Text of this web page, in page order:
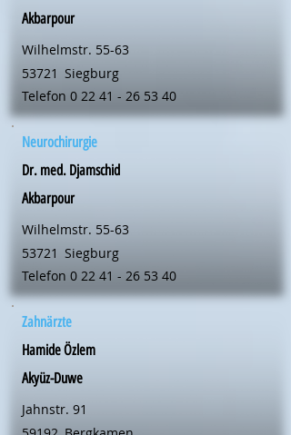
Akbarpour
Wilhelmstr. 55-63
53721 Siegburg
Telefon 0 22 41 - 26 53 40
Neurochirurgie
Dr. med. Djamschid
Akbarpour
Wilhelmstr. 55-63
53721 Siegburg
Telefon 0 22 41 - 26 53 40
Zahnärzte
Hamide Özlem
Akyüz-Duwe
Jahnstr. 91